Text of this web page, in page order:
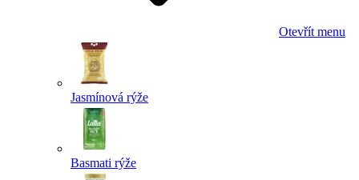
Otevřít menu
Jasmínová rýže
Basmati rýže